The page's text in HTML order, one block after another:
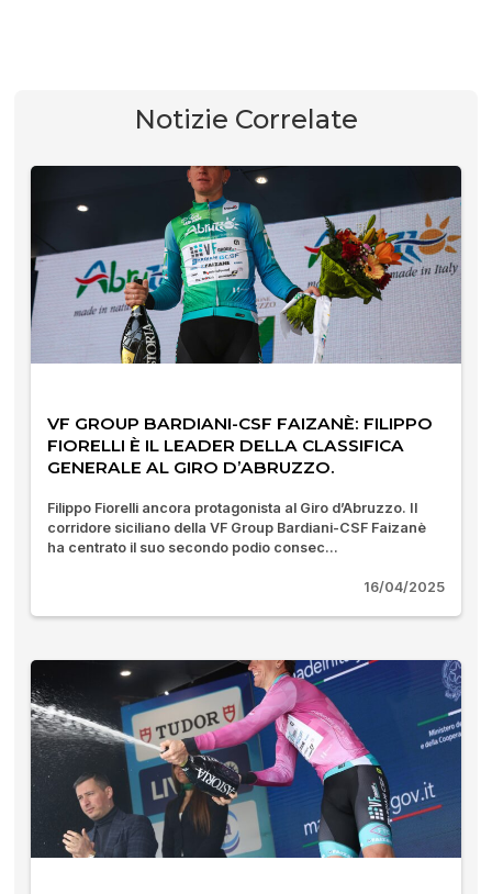
Notizie Correlate
VF GROUP BARDIANI-CSF FAIZANÈ: FILIPPO
FIORELLI È IL LEADER DELLA CLASSIFICA
GENERALE AL GIRO D’ABRUZZO.
Filippo Fiorelli ancora protagonista al Giro d’Abruzzo. Il
corridore siciliano della VF Group Bardiani-CSF Faizanè
ha centrato il suo secondo podio consec...
16/04/2025